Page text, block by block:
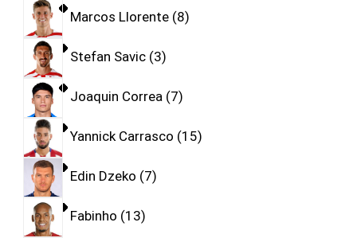
Marcos Llorente 8
Stefan Savic 3
Joaquin Correa 7
Yannick Carrasco 15
Edin Dzeko 7
Fabinho 13